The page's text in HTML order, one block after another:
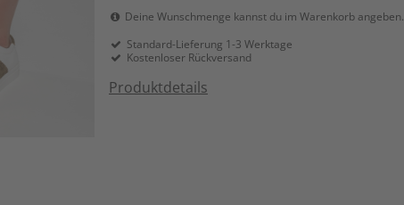
Deine Wunschmenge kannst du im Warenkorb angeben.
Standard-Lieferung 1-3 Werktage
Kostenloser Rückversand
Produktdetails